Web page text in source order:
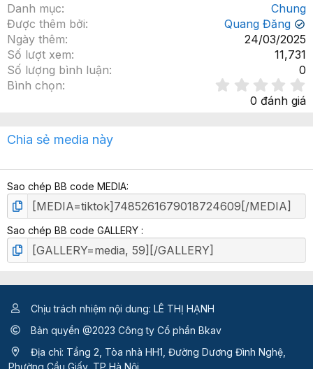
Danh mục
Chung
Được thêm bởi
Quang Đăng ✔
Ngày thêm
24/03/2025
Số lượt xem
11,731
Số lượng bình luận
0
Bình chọn
.
0
g
0 đánh giá
Chia sẻ media này
Sao chép BB code MEDIA
Sao chép BB code GALLERY
Chịu trách nhiệm nội dung: LÊ THỊ HẠNH
Bản quyền @2023 Công ty Cổ phần Bkav
Địa chỉ: Tầng 2, Tòa nhà HH1, Đường Dương Đình Nghệ,
Phường Cầu Giấy, TP Hà Nội